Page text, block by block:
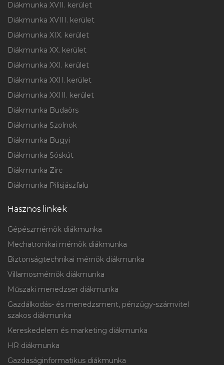
Diákmunka XVII. kerület
Diákmunka XVIII. kerület
Diákmunka XIX. kerület
Diákmunka XX. kerület
Diákmunka XXI. kerület
Diákmunka XXII. kerület
Diákmunka XXIII. kerület
Diákmunka Budaörs
Diákmunka Szolnok
Diákmunka Bugyi
Diákmunka Sóskút
Diákmunka Zirc
Diákmunka Pilisjászfalu
Hasznos linkek
Gépészmérnök diákmunka
Mechatronikai mérnök diákmunka
Biztonságtechnikai mérnök diákmunka
Villamosmérnök diákmunka
Műszaki menedzser diákmunka
Gazdálkodás- és menedzsment, pénzügy-számvitel
szakos diákmunka
Kereskedelem és marketing diákmunka
HR diákmunka
Gazdaságinformatikus diákmunka